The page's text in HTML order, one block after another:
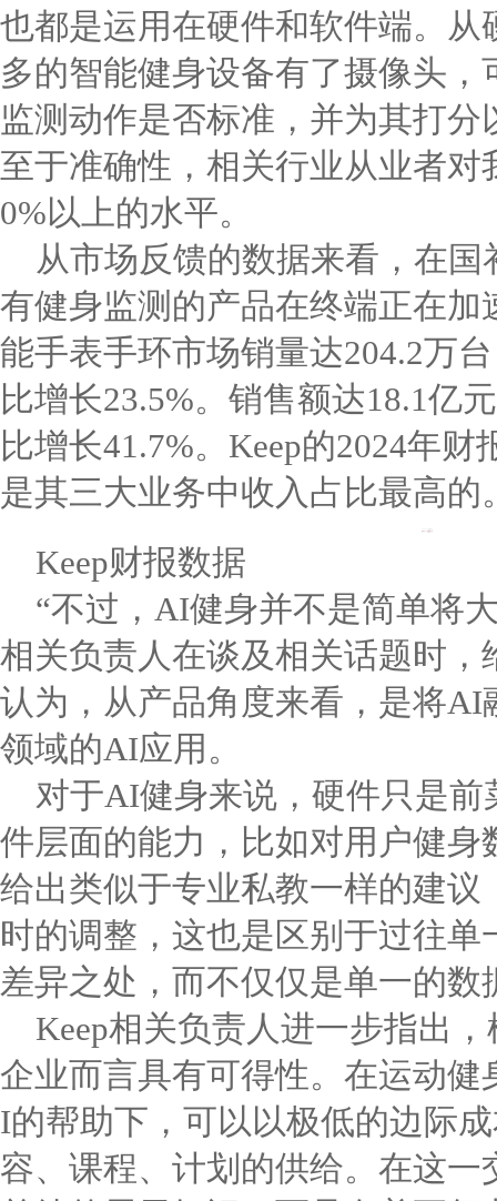
也都是运用在硬件和软件端。从
多的智能健身设备有了摄像头
监测动作是否标准，并为其打
至于准确性，相关行业从业者
0%以上的水平。
从市场反馈的数据来看，在
有健身监测的产品在终端正在加
能手表手环市场销量达204.2万
比增长23.5%。销售额达18.1亿
比增长41.7%。Keep的2024年
是其三大业务中收入占比最高的
Keep财报数据
“不过，AI健身并不是简单将
相关负责人在谈及相关话题时，
认为，从产品角度来看，是将AI
领域的AI应用。
对于AI健身来说，硬件只是
件层面的能力，比如对用户健身
给出类似于专业私教一样的建议
时的调整，这也是区别于过往
差异之处，而不仅仅是单一的数
Keep相关负责人进一步指出
企业而言具有可得性。在运动
I的帮助下，可以以极低的边际
容、课程、计划的供给。在这一